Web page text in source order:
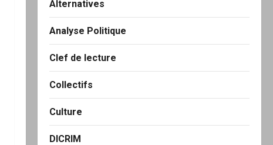
Alternatives
Analyse Politique
Clef de lecture
Collectifs
Culture
DICRIM